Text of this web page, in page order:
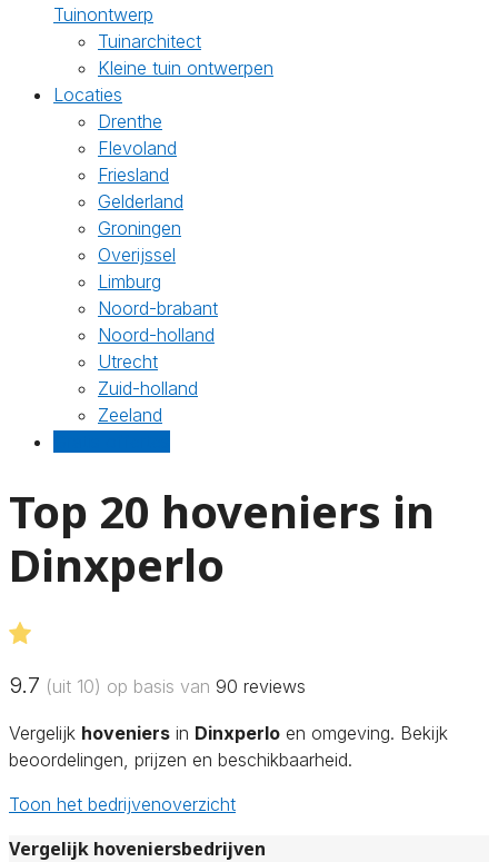
Tuinontwerp
Tuinarchitect
Kleine tuin ontwerpen
Locaties
Drenthe
Flevoland
Friesland
Gelderland
Groningen
Overijssel
Limburg
Noord-brabant
Noord-holland
Utrecht
Zuid-holland
Zeeland
Top 20 hoveniers in
Dinxperlo
9.7 (uit 10) op basis van 90 reviews
Vergelijk hoveniers in Dinxperlo en omgeving. Bekijk
beoordelingen, prijzen en beschikbaarheid.
Toon het bedrijvenoverzicht
Vergelijk hoveniersbedrijven